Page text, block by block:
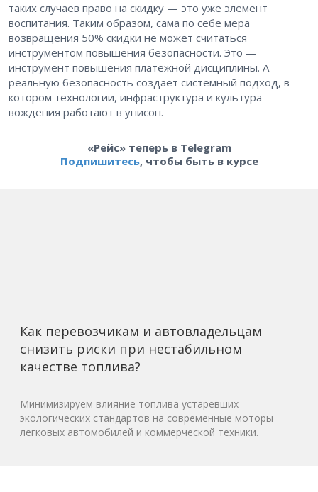
таких случаев право на скидку — это уже элемент
воспитания. Таким образом, сама по себе мера
возвращения 50% скидки не может считаться
инструментом повышения безопасности. Это —
инструмент повышения платежной дисциплины. А
реальную безопасность создает системный подход, в
котором технологии, инфраструктура и культура
вождения работают в унисон.
«Рейс» теперь в Telegram
Подпишитесь, чтобы быть в курсе
Как перевозчикам и автовладельцам
снизить риски при нестабильном
качестве топлива?
Минимизируем влияние топлива устаревших
экологических стандартов на современные моторы
легковых автомобилей и коммерческой техники.